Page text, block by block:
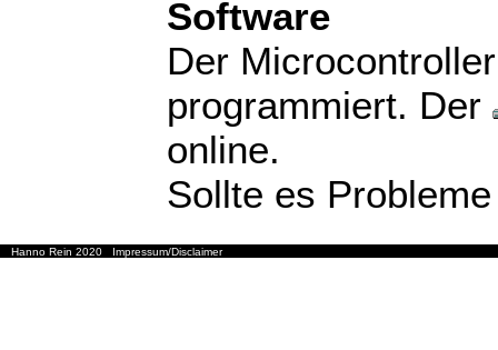
Software
Der
programmiert. Der
online.
Sollte es
Hanno Rein 2020 Impressum/Disclaimer